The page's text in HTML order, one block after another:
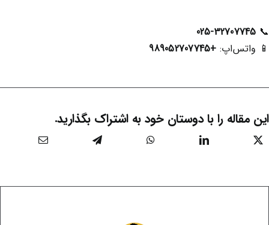
📞
025-32707745
📱 واتس‌اپ: +989052707745
این مقاله را با دوستان خود به اشتراک بگذارید.